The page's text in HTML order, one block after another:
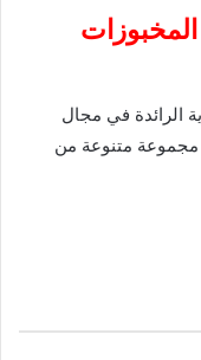
الرائدة في مجال
متنوعة من